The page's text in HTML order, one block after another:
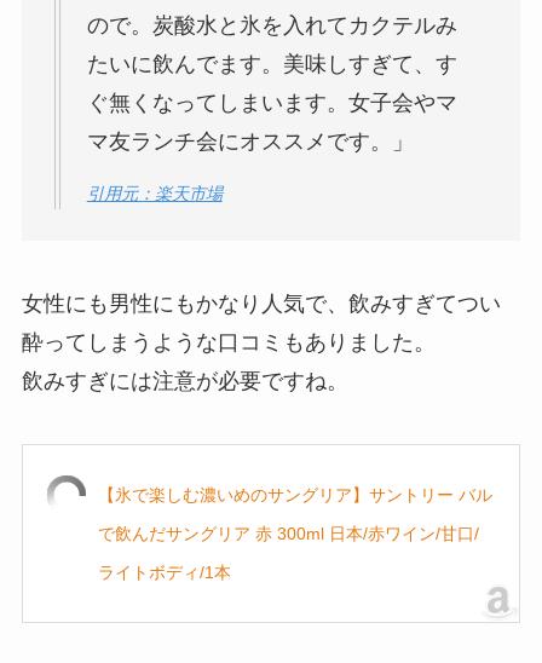
ので。炭酸水と氷を入れてカクテルみ
たいに飲んでます。美味しすぎて、す
ぐ無くなってしまいます。女子会やマ
マ友ランチ会にオススメです。」
引用元：楽天市場
女性にも男性にもかなり人気で、飲みすぎてつい
酔ってしまうような口コミもありました。
飲みすぎには注意が必要ですね。
【氷で楽しむ濃いめのサングリア】サントリー バル
で飲んだサングリア 赤 300ml 日本/赤ワイン/甘口/
ライトボディ/1本